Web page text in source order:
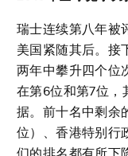
瑞士连续第八年被
美国紧随其后。接
两年中攀升四个位
在第6位和第7位，
据。前十名中剩余
位）、香港特别行